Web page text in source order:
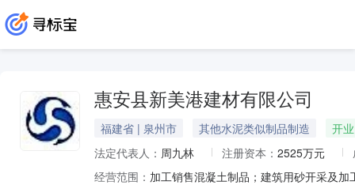
惠安县新美港建材有限公司
福建省 | 泉州市 其他水泥类似制品制造
开业
法定代表人： 周九林 注册资本： 2525万元
经营范围：